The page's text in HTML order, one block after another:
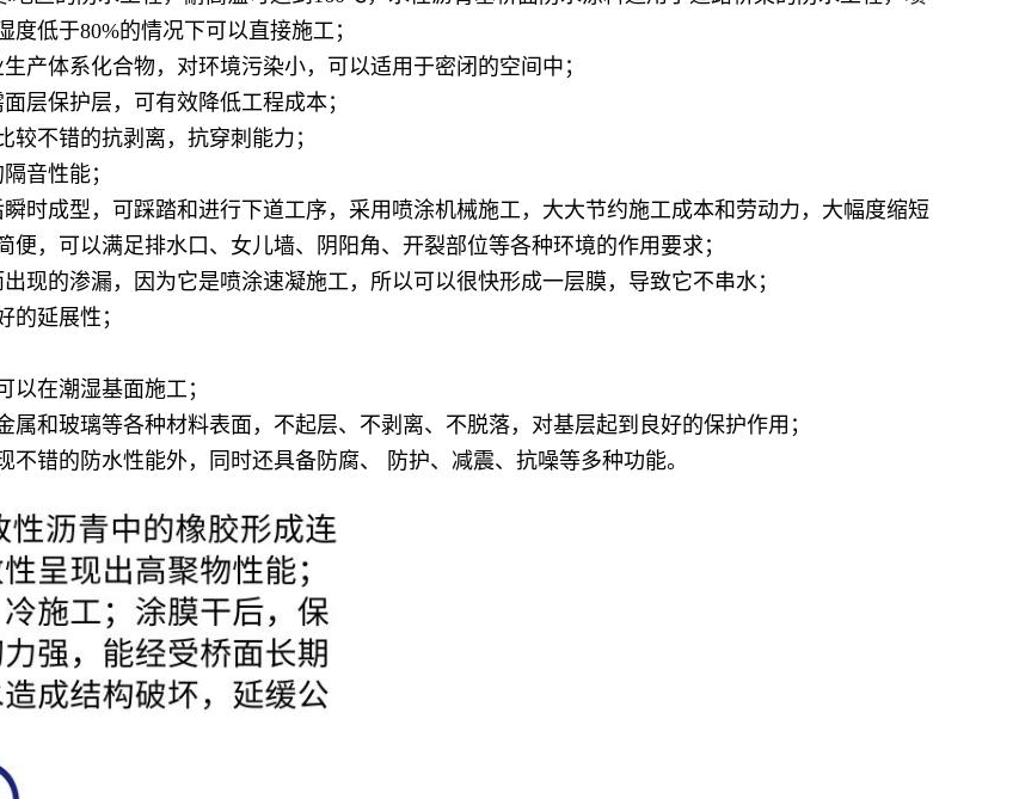
低于80%的情况下可以直接施工；
体系化合物，对环境污染小，可以适用于密闭的空间中；
保护层，可有效降低工程成本；
不错的抗剥离，抗穿刺能力；
音性能；
成型，可踩踏和进行下道工序，采用喷涂机械施工，大大节约施工成本和劳动力，大幅度缩短
，可以满足排水口、女儿墙、阴阳角、开裂部位等各种环境的作用要求；
的渗漏，因为它是喷涂速凝施工，所以可以很快形成一层膜，导致它不串水；
延展性；
在潮湿基面施工；
玻璃等各种材料表面，不起层、不剥离、不脱落，对基层起到良好的保护作用；
的防水性能外，同时还具备防腐、 防护、减震、抗噪等多种功能。